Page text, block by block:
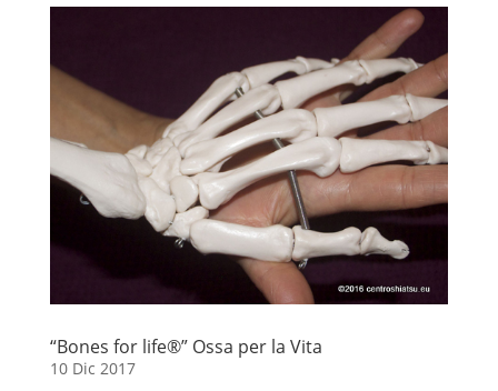
“Bones for life®” Ossa per la Vita
10 Dic 2017